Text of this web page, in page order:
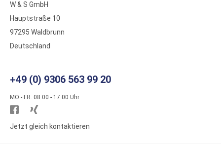
W & S GmbH
Hauptstraße 10
97295 Waldbrunn
Deutschland
+49 (0) 9306 563 99 20
MO - FR: 08.00 - 17.00 Uhr
Besuchen
Sie
Sie
Jetzt gleich kontaktieren